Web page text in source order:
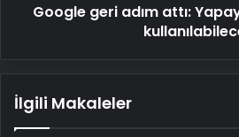
Google geri adım attı:
İlgili Makaleler